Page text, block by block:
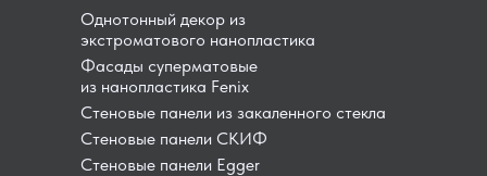
Стеновые панели из закаленного стекла
Однотонный декор из
экстроматового нанопластика
Фасады суперматовые
из нанопластика Fenix
Стеновые панели СКИФ
Стеновые панели Egger